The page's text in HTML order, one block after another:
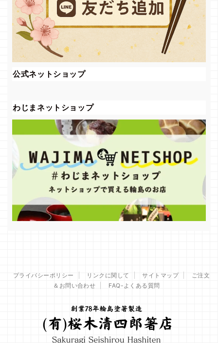
公式ネットショップ
わじまネットショップ
プライバシーポリシー リンクに関して サイトマップ
ご注文
＆お問い合わせ
FAQ-よくある質問